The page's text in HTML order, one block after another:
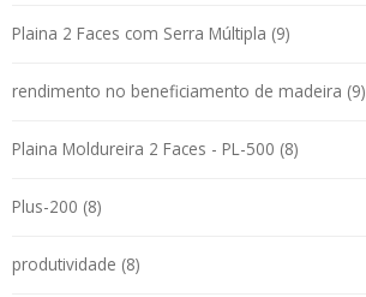
Plaina 2 Faces com Serra Múltipla (9)
rendimento no beneficiamento de madeira (9)
Plaina Moldureira 2 Faces - PL-500 (8)
Plus-200 (8)
produtividade (8)